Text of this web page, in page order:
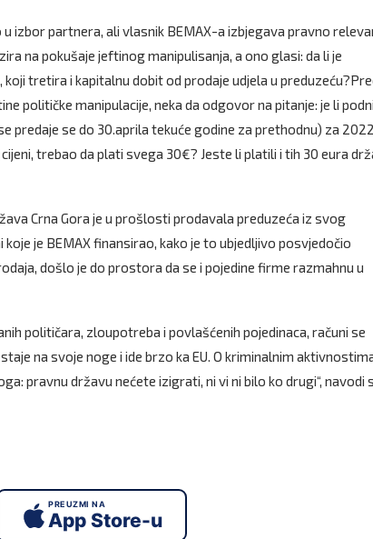
izbor partnera, ali vlasnik BEMAX-a izbjegava pravno
na pokušaje jeftinog manipulisanja, a ono glasi: da li je
tretira i kapitalnu dobit od prodaje udjela u
političke manipulacije, neka da odgovor na pitanje: je li
predaje se do 30.aprila tekuće godine za prethodnu) za
trebao da plati svega 30€? Jeste li platili i tih 30 eura
Crna Gora je u prošlosti prodavala preduzeća iz svog
je BEMAX finansirao, kako je to ubjedljivo posvjedočio
došlo je do prostora da se i pojedine firme razmahnu u
političara, zloupotreba i povlašćenih pojedinaca, računi se
na svoje noge i ide brzo ka EU. O kriminalnim
pravnu državu nećete izigrati, ni vi ni bilo ko drugi“, navodi
PREUZMI NA
App Store-u